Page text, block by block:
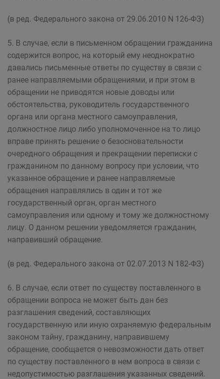
(в ред. Федерального закона от 29.06.2010 N 126-ФЗ)
5. В случае, если в письменном обращении гражданина
содержится вопрос, на который ему неоднократно
давались письменные ответы по существу в связи с
ранее направляемыми обращениями, и при этом в
обращении не приводятся новые доводы или
обстоятельства, руководитель государственного
органа или органа местного самоуправления,
должностное лицо либо уполномоченное на то лицо
вправе принять решение о безосновательности
очередного обращения и прекращении переписки с
гражданином по данному вопросу при условии, что
указанное обращение и ранее направляемые
обращения направлялись в один и тот же
государственный орган, орган местного
самоуправления или одному и тому же должностному
лицу. О данном решении уведомляется гражданин,
направивший обращение.
(в ред. Федерального закона от 02.07.2013 N 182-ФЗ)
6. В случае, если ответ по существу поставленного в
обращении вопроса не может быть дан без
разглашения сведений, составляющих
государственную или иную охраняемую федеральным
законом тайну, гражданину, направившему
обращение, сообщается о невозможности дать ответ
по существу поставленного в нем вопроса в связи с
недопустимостью разглашения указанных сведений.